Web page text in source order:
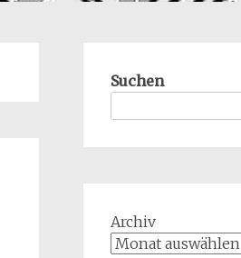
Suchen
Archiv